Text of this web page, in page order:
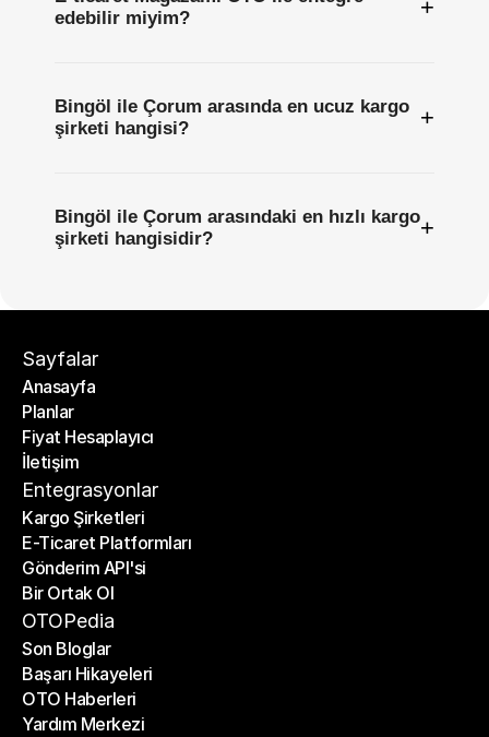
edebilir miyim?
+
Bingöl ile Çorum arasında en ucuz kargo
şirketi hangisi?
+
Bingöl ile Çorum arasındaki en hızlı kargo
şirketi hangisidir?
+
Sayfalar
Anasayfa
Anasayfa
Planlar
Planlar
Fiyat Hesaplayıcı
Fiyat Hesaplayıcı
İletişim
İletişim
Entegrasyonlar
Kargo Şirketleri
Kargo Şirketleri
E-Ticaret Platformları
E-Ticaret Platformları
Gönderim API'si
Gönderim API'si
Bir Ortak Ol
Bir Ortak Ol
OTOPedia
Son Bloglar
Son Bloglar
Başarı Hikayeleri
Başarı Hikayeleri
OTO Haberleri
OTO Haberleri
Yardım Merkezi